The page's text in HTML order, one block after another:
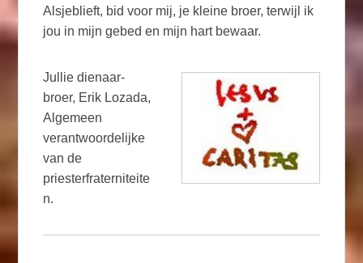
Alsjeblieft, bid voor mij, je kleine broer, terwijl ik
jou in mijn gebed en mijn hart bewaar.
Jullie dienaar-
broer, Erik Lozada,
Algemeen
verantwoordelijke
van de
priesterfraterniteite
n.